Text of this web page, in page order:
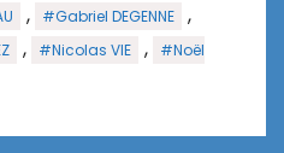
, #Gabriel DEGENNE ,
, #Nicolas VIE ,
#Noël